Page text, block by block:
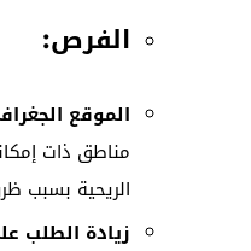
الفرص:
الموقع
مناطق ذات
الريحية بسبب
زيادة الطلب